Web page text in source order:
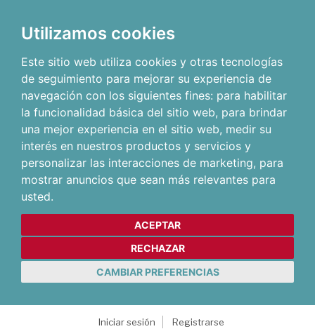
Utilizamos cookies
Este sitio web utiliza cookies y otras tecnologías
de seguimiento para mejorar su experiencia de
navegación con los siguientes fines: para habilitar
la funcionalidad básica del sitio web, para brindar
una mejor experiencia en el sitio web, medir su
interés en nuestros productos y servicios y
personalizar las interacciones de marketing, para
mostrar anuncios que sean más relevantes para
usted.
ACEPTAR
RECHAZAR
CAMBIAR PREFERENCIAS
Iniciar sesión
Registrarse